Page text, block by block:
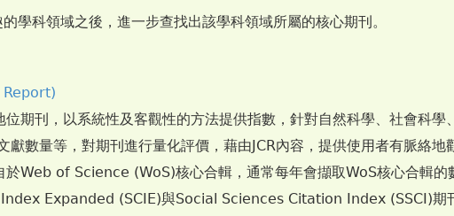
學科領域之後，進一步查找出該學科領域所屬的核心期刊。
Report)
位期刊，以系統性及客觀性的方法提供指數，針對自然科學、社會科
獻數量等，對期刊進行量化評價，藉由JCR內容，提供使用者有脈絡地
於Web of Science (WoS)核心合輯，通常每年會擷取WoS核心合輯的
Expanded (SCIE)與Social Sciences Citation Index (SSCI)